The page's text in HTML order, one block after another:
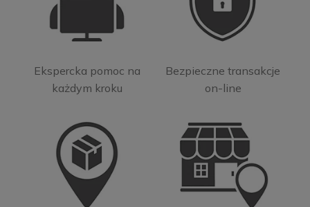
Ekspercka pomoc na
każdym kroku
Bezpieczne transakcje
on-line